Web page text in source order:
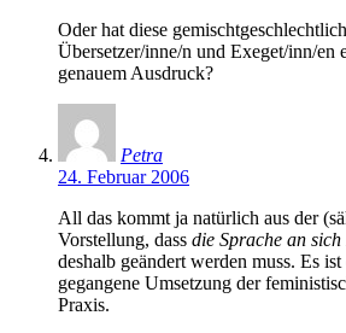
Oder hat diese
Übersetzer/inne/n und Exeget/inn/en
genauem Ausdruck?
Petra
24. Februar 2006
All das kommt ja natürlich aus der
Vorstellung, dass die Sprache an
deshalb geändert werden muss. Es
gegangene Umsetzung der
Praxis.